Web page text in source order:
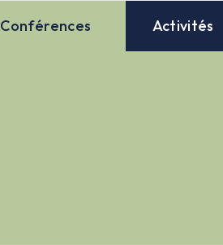
Conférences Activités